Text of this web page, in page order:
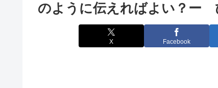
のように伝えればよい？ー
X Facebook